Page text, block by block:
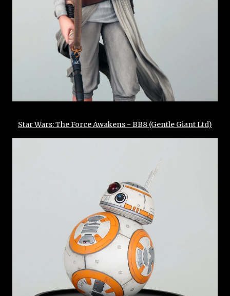
Star Wars: The Force Awakens - BB8 (Gentle Giant Ltd)